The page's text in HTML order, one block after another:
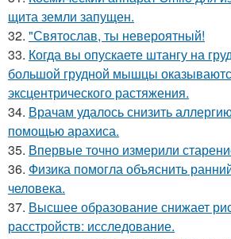
щита земли запущен.
32. "Святослав, ты невероятный!
33. Когда вы опускаете штангу на
большой грудной мышцы
эксцентрического растяжения.
34. Врачам удалось снизить
помощью арахиса.
35. Впервые точно измерили
36. Физика помогла объяснить
человека.
37. Высшее образование снижает
расстройств: исследование.